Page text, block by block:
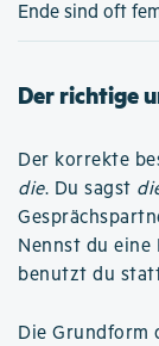
Ende sind oft
Der richtige
Der korrekte
die. Du sagst
Nennst du eine
benutzt du
Die Grundform